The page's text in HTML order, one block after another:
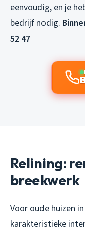
eenvoudig, en je
bedrijf nodig.
52 47
Relining:
breekwerk
Voor oude huizen
karakteristieke